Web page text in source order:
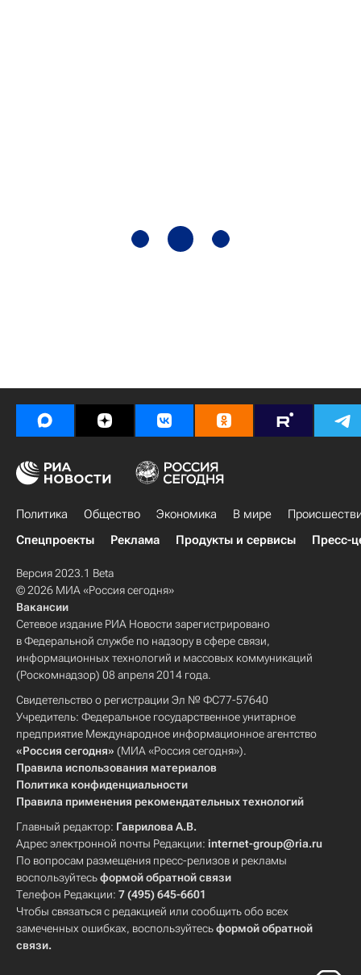
Политика Общество Экономика В мире
Спецпроекты
Реклама Продукты и сервисы Пресс-
Версия 2023.1 Beta
© 2026 МИА «Россия сегодня»
Вакансии
Сетевое издание РИА Новости зарегистрировано
в Федеральной службе по надзору в сфере связи,
информационных технологий и массовых коммуникаций
(Роскомнадзор) 08 апреля 2014 года.
Свидетельство о регистрации Эл № ФС77-57640
Учредитель: Федеральное государственное унитарное
предприятие Международное информационное агентство
«Россия сегодня» (МИА «Россия сегодня»).
Правила использования материалов
Политика конфиденциальности
Правила применения рекомендательных технологий
Главный редактор: Гаврилова А.В.
Адрес электронной почты Редакции: internet-group@ria.ru
По вопросам размещения пресс-релизов и рекламы
воспользуйтесьформой обратной связи
Телефон Редакции: 7 (495) 645-6601
Чтобы связаться с редакцией или сообщить обо всех
замеченных ошибках, воспользуйтесьформой обратной
связи.